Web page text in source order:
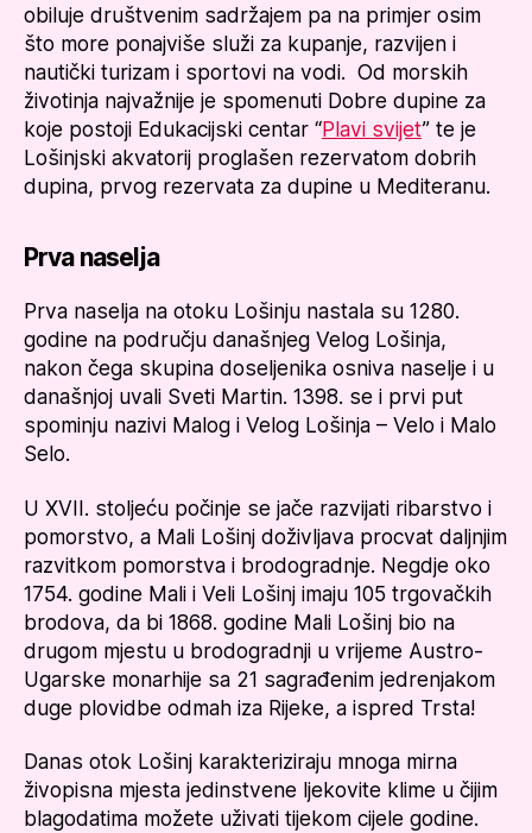
obiluje društvenim sadržajem pa na primjer osim
što more ponajviše služi za kupanje, razvijen i
nautički turizam i sportovi na vodi. Od morskih
životinja najvažnije je spomenuti Dobre dupine za
koje postoji Edukacijski centar “Plavi svijet” te je
Lošinjski akvatorij proglašen rezervatom dobrih
dupina, prvog rezervata za dupine u Mediteranu.
Prva naselja
Prva naselja na otoku Lošinju nastala su 1280.
godine na području današnjeg Velog Lošinja,
nakon čega skupina doseljenika osniva naselje i u
današnjoj uvali Sveti Martin. 1398. se i prvi put
spominju nazivi Malog i Velog Lošinja – Velo i Malo
Selo.
U XVII. stoljeću počinje se jače razvijati ribarstvo i
pomorstvo, a Mali Lošinj doživljava procvat daljnjim
razvitkom pomorstva i brodogradnje. Negdje oko
1754. godine Mali i Veli Lošinj imaju 105 trgovačkih
brodova, da bi 1868. godine Mali Lošinj bio na
drugom mjestu u brodogradnji u vrijeme Austro-
Ugarske monarhije sa 21 sagrađenim jedrenjakom
duge plovidbe odmah iza Rijeke, a ispred Trsta!
Danas otok Lošinj karakteriziraju mnoga mirna
živopisna mjesta jedinstvene ljekovite klime u čijim
blagodatima možete uživati tijekom cijele godine.